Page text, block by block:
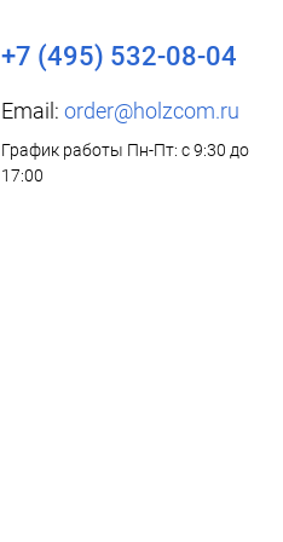
+7 (495) 532-08-04
Email: order@holzcom.ru
График работы Пн-Пт: с 9:30 до
17:00